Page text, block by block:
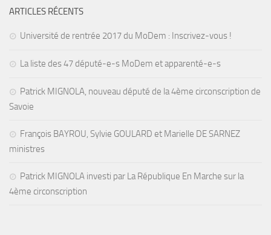
ARTICLES RÉCENTS
Université de rentrée 2017 du MoDem : Inscrivez-vous !
La liste des 47 député-e-s MoDem et apparenté-e-s
Patrick MIGNOLA, nouveau député de la 4ème circonscription de
Savoie
François BAYROU, Sylvie GOULARD et Marielle DE SARNEZ
ministres
Patrick MIGNOLA investi par La République En Marche sur la
4ème circonscription